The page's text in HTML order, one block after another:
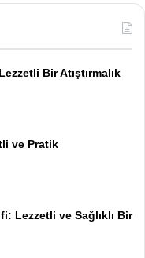
Bir Atıştırmalık
ve Pratik
Lezzetli ve Sağlıklı Bir